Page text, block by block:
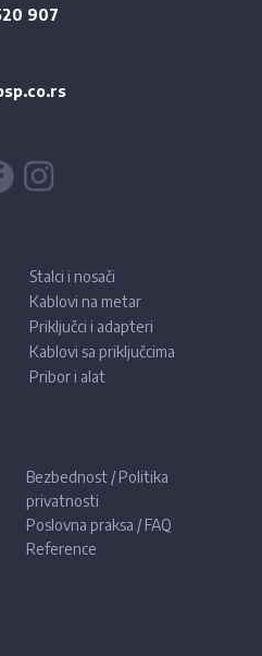
907
Stalci i nosači
Kablovi na metar
Priključci i adapteri
Kablovi sa priključcima
Pribor i alat
Bezbednost / Politika
privatnosti
Poslovna praksa / FAQ
Reference